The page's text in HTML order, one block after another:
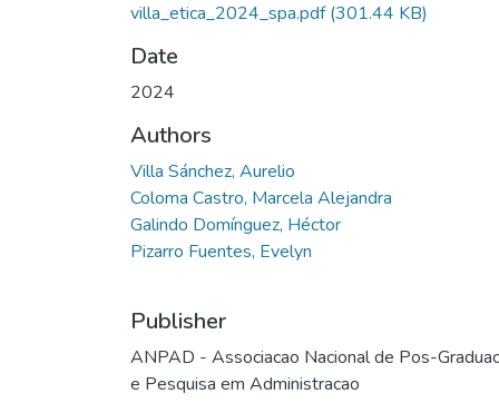
villa_etica_2024_spa.pdf(301.44 KB)
Date
2024
Authors
Villa Sánchez, Aurelio
Coloma Castro, Marcela Alejandra
Galindo Domínguez, Héctor
Pizarro Fuentes, Evelyn
Publisher
ANPAD - Associacao Nacional de Pos-
e Pesquisa em Administracao